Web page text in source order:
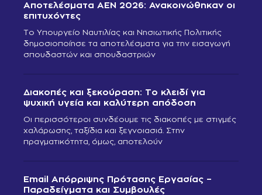
Αποτελέσματα ΑΕΝ 2026: Ανακοινώθηκαν οι
επιτυχόντες
Το Υπουργείο Ναυτιλίας και Νησιωτικής Πολιτικής
δημοσιοποίησε τα αποτελέσματα για την εισαγωγή
σπουδαστών και σπουδαστριών
Διακοπές και ξεκούραση: Το κλειδί για
ψυχική υγεία και καλύτερη απόδοση
Οι περισσότεροι συνδέουμε τις διακοπές με στιγμές
χαλάρωσης, ταξίδια και ξεγνοιασιά. Στην
πραγματικότητα, όμως, αποτελούν
Email Απόρριψης Πρότασης Εργασίας –
Παραδείγματα και Συμβουλές